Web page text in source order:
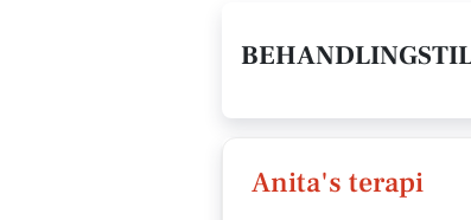
Anita's terapi